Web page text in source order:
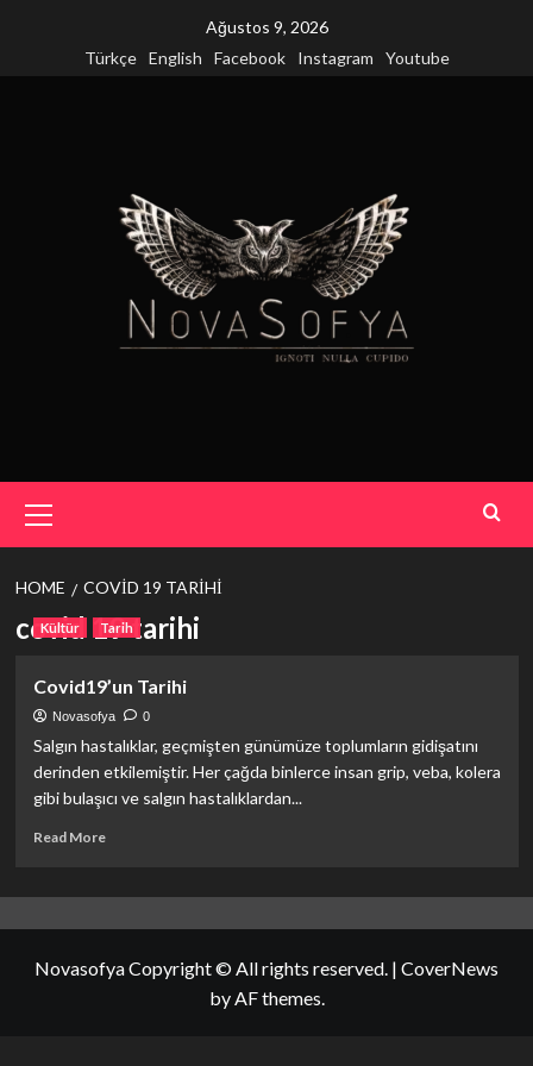
Ağustos 9, 2026
Türkçe
English Facebook Instagram Youtube
Menu
HOME COVID 19 TARIHI
covid 19 tarihi
Kültür Tarih
Covid19’un Tarihi
Novasofya 0
Salgın hastalıklar, geçmişten günümüze toplumların gidişatını
derinden etkilemiştir. Her çağda binlerce insan grip, veba, kolera
gibi bulaşıcı ve salgın hastalıklardan...
Read MoreRead
<strong>Covid19’un
Novasofya Copyright © All rights reserved. | CoverNews
by AF themes.